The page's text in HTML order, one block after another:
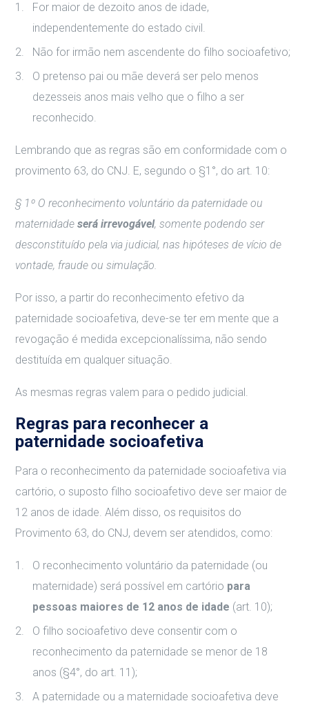
For maior de dezoito anos de idade,
independentemente do estado civil.
Não for irmão nem ascendente do filho socioafetivo;
O pretenso pai ou mãe deverá ser pelo menos
dezesseis anos mais velho que o filho a ser
reconhecido.
Lembrando que as regras são em conformidade com o
provimento 63, do CNJ. E, segundo o §1°, do art. 10:
§ 1º O reconhecimento voluntário da paternidade ou
maternidadeserá irrevogável, somente podendo ser
desconstituído pela via judicial, nas hipóteses de vício de
vontade, fraude ou simulação.
Por isso, a partir do reconhecimento efetivo da
paternidade socioafetiva, deve-se ter em mente que a
revogação é medida excepcionalíssima, não sendo
destituída em qualquer situação.
As mesmas regras valem para o pedido judicial.
Regras para reconhecer a
paternidade socioafetiva
Para o reconhecimento da paternidade socioafetiva via
cartório, o suposto filho socioafetivo deve ser maior de
12 anos de idade. Além disso, os requisitos do
Provimento 63, do CNJ, devem ser atendidos, como:
O reconhecimento voluntário da paternidade (ou
maternidade) será possível em cartório para
pessoas maiores de 12 anos de idade (art. 10);
O filho socioafetivo deve consentir com o
reconhecimento da paternidade se menor de 18
anos (§4°, do art. 11);
A paternidade ou a maternidade socioafetiva deve